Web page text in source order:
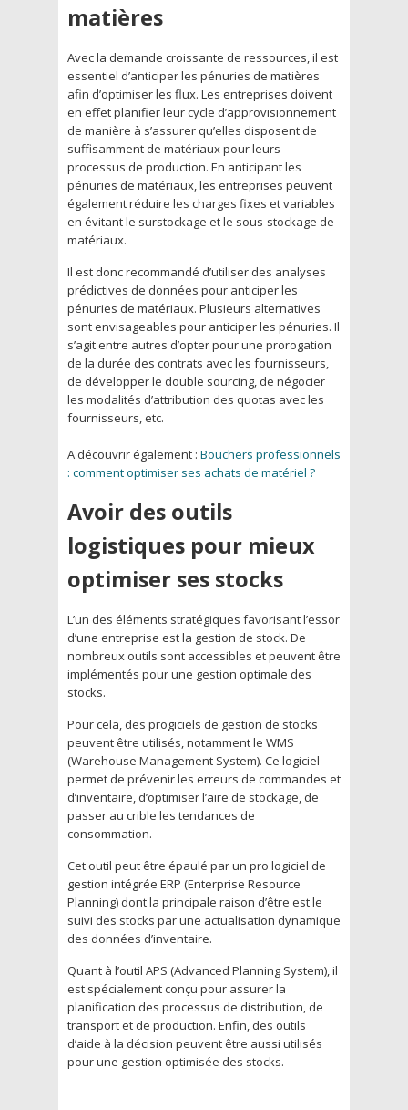
matières
Avec la demande croissante de ressources, il est
essentiel d’anticiper les pénuries de matières
afin d’optimiser les flux. Les entreprises doivent
en effet planifier leur cycle d’approvisionnement
de manière à s’assurer qu’elles disposent de
suffisamment de matériaux pour leurs
processus de production. En anticipant les
pénuries de matériaux, les entreprises peuvent
également réduire les charges fixes et variables
en évitant le surstockage et le sous-stockage de
matériaux.
Il est donc recommandé d’utiliser des analyses
prédictives de données pour anticiper les
pénuries de matériaux. Plusieurs alternatives
sont envisageables pour anticiper les pénuries. Il
s’agit entre autres d’opter pour une prorogation
de la durée des contrats avec les fournisseurs,
de développer le double sourcing, de négocier
les modalités d’attribution des quotas avec les
fournisseurs, etc.
A découvrir également : Bouchers professionnels
: comment optimiser ses achats de matériel ?
Avoir des outils
logistiques pour mieux
optimiser ses stocks
L’un des éléments stratégiques favorisant l’essor
d’une entreprise est la gestion de stock. De
nombreux outils sont accessibles et peuvent être
implémentés pour une gestion optimale des
stocks.
Pour cela, des progiciels de gestion de stocks
peuvent être utilisés, notamment le WMS
(Warehouse Management System). Ce logiciel
permet de prévenir les erreurs de commandes et
d’inventaire, d’optimiser l’aire de stockage, de
passer au crible les tendances de
consommation.
Cet outil peut être épaulé par un pro logiciel de
gestion intégrée ERP (Enterprise Resource
Planning) dont la principale raison d’être est le
suivi des stocks par une actualisation dynamique
des données d’inventaire.
Quant à l’outil APS (Advanced Planning System), il
est spécialement conçu pour assurer la
planification des processus de distribution, de
transport et de production. Enfin, des outils
d’aide à la décision peuvent être aussi utilisés
pour une gestion optimisée des stocks.